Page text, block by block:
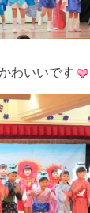
わいいです